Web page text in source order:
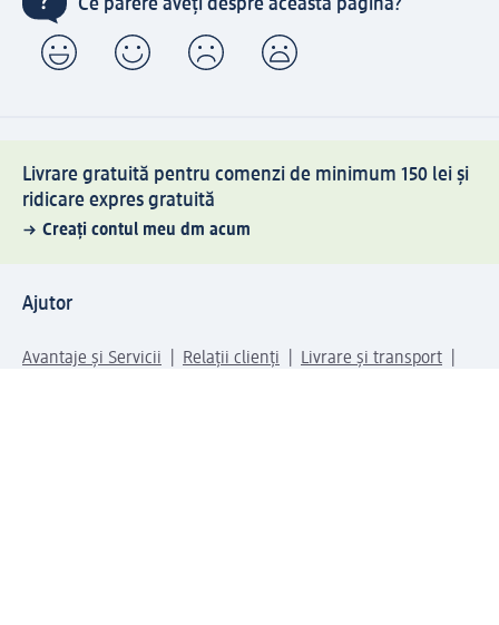
Ce părere aveți despre această pagină?
Livrare gratuită pentru comenzi de minimum 150 lei și
ridicare expres gratuită
Creați contul meu dm acum
Ajutor
Avantaje și Servicii Relații clienți
Livrare și transport